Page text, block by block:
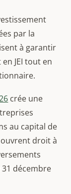
par la
à garantir
JEI tout en
crée une
au capital de
ouvrent droit à
décembre